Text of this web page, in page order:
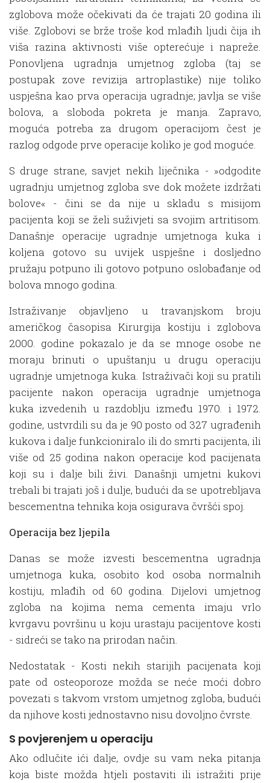
zglobova može očekivati da će trajati 20 godina ili
više. Zglobovi se brže troše kod mlađih ljudi čija ih
viša razina aktivnosti više opterećuje i napreže.
Ponovljena ugradnja umjetnog zgloba (taj se
postupak zove revizija artroplastike) nije toliko
uspješna kao prva operacija ugradnje; javlja se više
bolova, a sloboda pokreta je manja. Zapravo,
moguća potreba za drugom operacijom čest je
razlog odgode prve operacije koliko je god moguće.
S druge strane, savjet nekih liječnika - »odgodite
ugradnju umjetnog zgloba sve dok možete izdržati
bolove« - čini se da nije u skladu s misijom
pacijenta koji se želi suživjeti sa svojim artritisom.
Današnje operacije ugradnje umjetnoga kuka i
koljena gotovo su uvijek uspješne i dosljedno
pružaju potpuno ili gotovo potpuno oslobađanje od
bolova mnogo godina.
Istraživanje objavljeno u travanjskom broju
američkog časopisa Kirurgija kostiju i zglobova
2000. godine pokazalo je da se mnoge osobe ne
moraju brinuti o upuštanju u drugu operaciju
ugradnje umjetnoga kuka. Istraživači koji su pratili
pacijente nakon operacija ugradnje umjetnoga
kuka izvedenih u razdoblju između 1970. i 1972.
godine, ustvrdili su da je 90 posto od 327 ugrađenih
kukova i dalje funkcioniralo ili do smrti pacijenta, ili
više od 25 godina nakon operacije kod pacijenata
koji su i dalje bili živi. Današnji umjetni kukovi
trebali bi trajati još i dulje, budući da se upotrebljava
bescementna tehnika koja osigurava čvršći spoj.
Operacija bez ljepila
Danas se može izvesti bescementna ugradnja
umjetnoga kuka, osobito kod osoba normalnih
kostiju, mlađih od 60 godina. Dijelovi umjetnog
zgloba na kojima nema cementa imaju vrlo
kvrgavu površinu u koju urastaju pacijentove kosti
- sidreći se tako na prirodan način.
Nedostatak - Kosti nekih starijih pacijenata koji
pate od osteoporoze možda se neće moći dobro
povezati s takvom vrstom umjetnog zgloba, budući
da njihove kosti jednostavno nisu dovoljno čvrste.
S povjerenjem u operaciju
Ako odlučite ići dalje, ovdje su vam neka pitanja
koja biste možda htjeli postaviti ili istražiti prije